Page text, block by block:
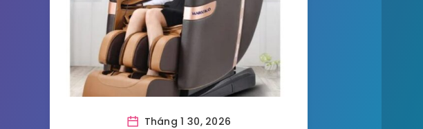
Tháng 1 30, 2026